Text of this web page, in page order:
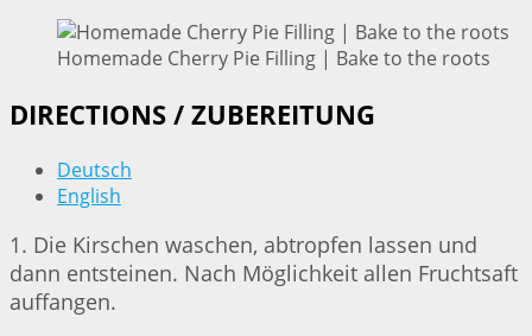
Homemade Cherry Pie Filling | Bake to the roots
DIRECTIONS / ZUBEREITUNG
Deutsch
English
1. Die Kirschen waschen, abtropfen lassen und
dann entsteinen. Nach Möglichkeit allen Fruchtsaft
auffangen.